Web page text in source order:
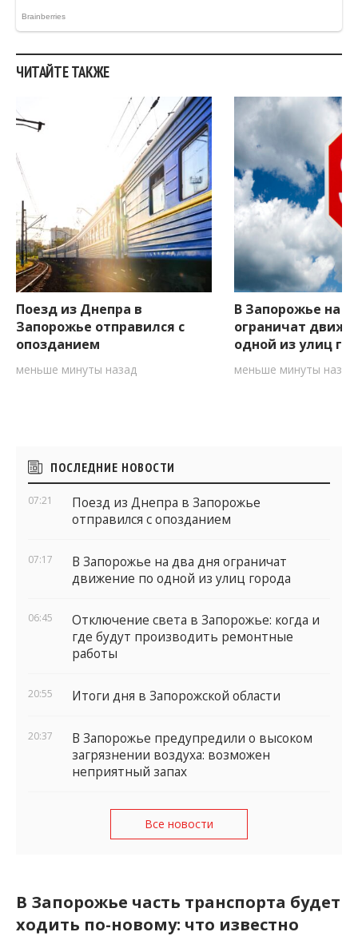
ЧИТАЙТЕ ТАКЖЕ
Поезд из Днепра в
Запорожье отправился с
опозданием
меньше минуты назад
В Запорожье на
ограничат
одной из улиц
меньше минуты назад
Боковые
виджеты
ПОСЛЕДНИЕ НОВОСТИ
07:21
Поезд из Днепра в Запорожье
отправился с опозданием
07:17
В Запорожье на два дня ограничат
движение по одной из улиц города
06:45
Отключение света в Запорожье: когда и
где будут производить ремонтные
работы
20:55 Итоги дня в Запорожской области
20:37
В Запорожье предупредили о высоком
загрязнении воздуха: возможен
неприятный запах
Все новости
В Запорожье часть транспорта будет
ходить по-новому: что известно